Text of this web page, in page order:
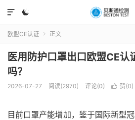


欧盟CE认证  正文
医用防护口罩出口欧盟CE认
吗？
2026-07-27 阅读(2970) 评论(0)  赞(0)
目前口罩产能增加，鉴于国际新型